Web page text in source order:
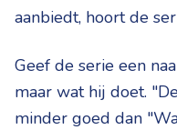
aanbiedt, hoort de
Geef de serie een
maar wat hij doet.
minder goed dan